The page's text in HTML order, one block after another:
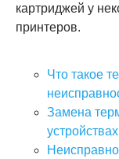
картриджей у
принтеров.
Что такое
Замена